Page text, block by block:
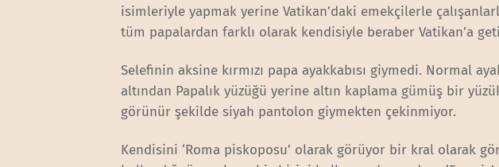
isimleriyle yapmak yerine Vatikan’daki emekçilerle
tüm papalardan farklı olarak kendisiyle beraber Vatikan’a
Selefinin aksine kırmızı papa ayakkabısı giymedi. Normal
altından Papalık yüzüğü yerine altın kaplama gümüş bir
görünür şekilde siyah pantolon giymekten çekinmiyor.
Kendisini ‘Roma piskoposu’ olarak görüyor bir kral olarak